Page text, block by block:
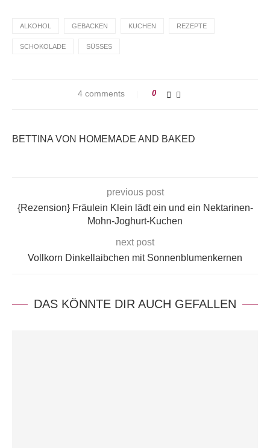
ALKOHOL GEBACKEN KUCHEN REZEPTE
SCHOKOLADE SÜSSES
4 comments 0
BETTINA VON HOMEMADE AND BAKED
previous post
{Rezension} Fräulein Klein lädt ein und ein Nektarinen-
Mohn-Joghurt-Kuchen
next post
Vollkorn Dinkellaibchen mit Sonnenblumenkernen
DAS KÖNNTE DIR AUCH GEFALLEN